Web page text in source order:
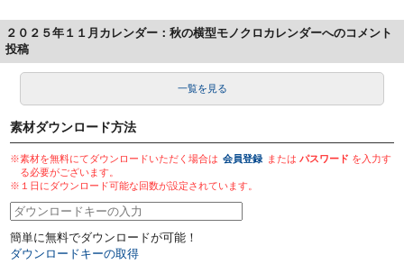
２０２５年１１月カレンダー：秋の横型モノクロカレンダーへのコメント
投稿
一覧を見る
素材ダウンロード方法
※素材を無料にてダウンロードいただく場合は 会員登録 またはパスワード を入力す
る必要がございます。
※１日にダウンロード可能な回数が設定されています。
簡単に無料でダウンロードが可能！
ダウンロードキーの取得